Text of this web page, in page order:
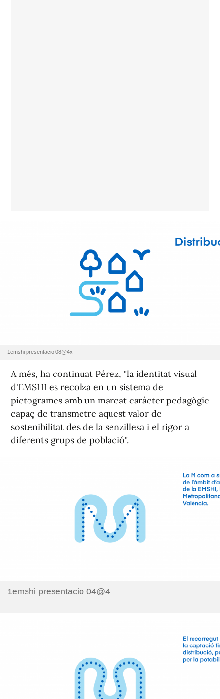
1emshi presentacio 08@4x
A més, ha continuat Pérez, "la identitat visual
d'EMSHI es recolza en un sistema de
pictogrames amb un marcat caràcter pedagògic
capaç de transmetre aquest valor de
sostenibilitat des de la senzillesa i el rigor a
diferents grups de població".
1emshi presentacio 04@4